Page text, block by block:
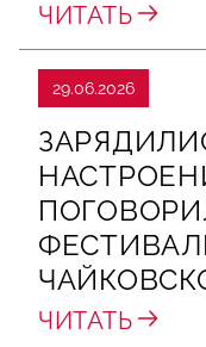
ЧИТАТЬ
29.06.2026
ЧИТАТЬ